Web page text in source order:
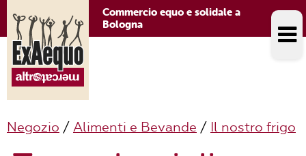
Commercio equo e solidale a
Bologna
Negozio / Alimenti e Bevande / Il nostro frigo